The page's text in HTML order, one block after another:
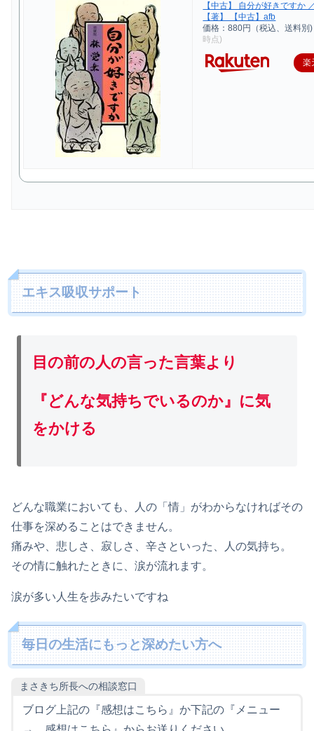
【中古】 自分が好きですか
【著】 【中古】afb
価格：880円（税込、送料別)
時点)
楽
エキス吸収サポート
目の前の人の言った言葉より
『どんな気持ちでいるのか』に気
をかける
どんな職業においても、人の「情」がわからなければその
仕事を深めることはできません。
痛みや、悲しさ、寂しさ、辛さといった、人の気持ち。
その情に触れたときに、涙が流れます。
涙が多い人生を歩みたいですね
毎日の生活にもっと深めたい方へ
まさきち所長への相談窓口
ブログ上記の『感想はこちら』か下記の『メニュー